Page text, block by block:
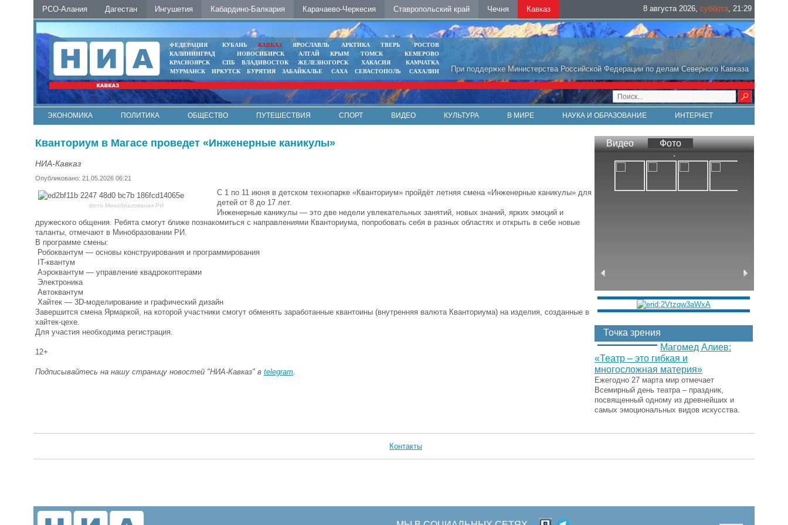
РСО-Алания Дагестан Ингушетия Кабардино-Балкария Карачаево-Черкесия Ставропольский край Чечня Кавказ 8 августа 2026, суббота, 21:29
При поддержке Министерства Российской Федерации по делам Северного Кавказа
ФЕДЕРАЦИЯ КУБАНЬ КАВКАЗ ЯРОСЛАВЛЬ АРКТИКА ТВЕРЬ
РОСТОВ
КАЛИНИНГРАД
НОВОСИБИРСК АЛТАЙ КРЫМ ТОМСК
КЕМЕРОВО
КРАСНОЯРСК
СПБ ВЛАДИВОСТОК ЖЕЛЕЗНОГОРСК ХАКАСИЯ
КАМЧАТКА
МУРМАНСК
ИРКУТСК БУРЯТИЯ ЗАБАЙКАЛЬЕ САХА СЕВАСТОПОЛЬ САХАЛИН
ЭКОНОМИКА ПОЛИТИКА ОБЩЕСТВО ПУТЕШЕСТВИЯ СПОРТ ВИДЕО КУЛЬТУРА В МИРЕ НАУКА И ОБРАЗОВАНИЕ
ИНТЕРНЕТ
Кванториум в Магасе проведет «Инженерные каникулы»
НИА-Кавказ
Опубликовано: 21.05.2026 06:21
фото Минобразования РИ
С 1 по 11 июня в детском технопарке «Кванториум» пройдёт летняя смена «Инженерные каникулы» для
детей от 8 до 17 лет.
Инженерные каникулы — это две недели увлекательных занятий, новых знаний, ярких эмоций и
дружеского общения. Ребята смогут ближе познакомиться с направлениями Кванториума, попробовать себя в разных областях и открыть в себе новые
таланты, отмечают в Минобразовании РИ.
В программе смены:
Робоквантум — основы конструирования и программирования
IT-квантум
Аэроквантум — управление квадрокоптерами
Электроника
Автоквантум
Хайтек — 3D-моделирование и графический дизайн
Завершится смена Ярмаркой, на которой участники смогут обменять заработанные квантоины (внутренняя валюта Кванториума) на изделия, созданные в
хайтек-цехе.
Для участия необходима регистрация.
12+
Подписывайтесь на нашу страницу новостей "НИА-Кавказ" в telegram
Видео Фото
Точка зрения
Магомед Алиев:
«Театр – это гибкая и
многосложная материя»
Ежегодно 27 марта мир отмечает
Всемирный день театра – праздник,
посвященный одному из древнейших и
самых эмоциональных видов искусства.
Контакты